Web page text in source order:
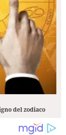
del zodiaco